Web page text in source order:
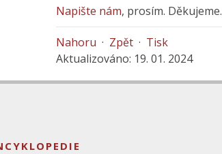
Napište nám, prosím. Děkujeme.
Nahoru · Zpět · Tisk
Aktualizováno: 19. 01. 2024